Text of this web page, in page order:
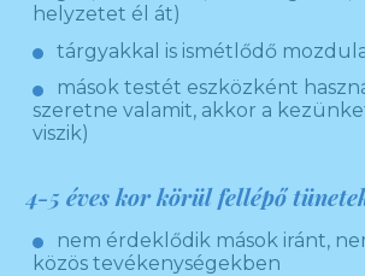
helyzetet él át)
tárgyakkal is ismétlődő
mások testét eszközként
szeretne valamit, akkor a
viszik)
4-5 éves kor körül fellépő
nem érdeklődik mások iránt,
közös tevékenységekben